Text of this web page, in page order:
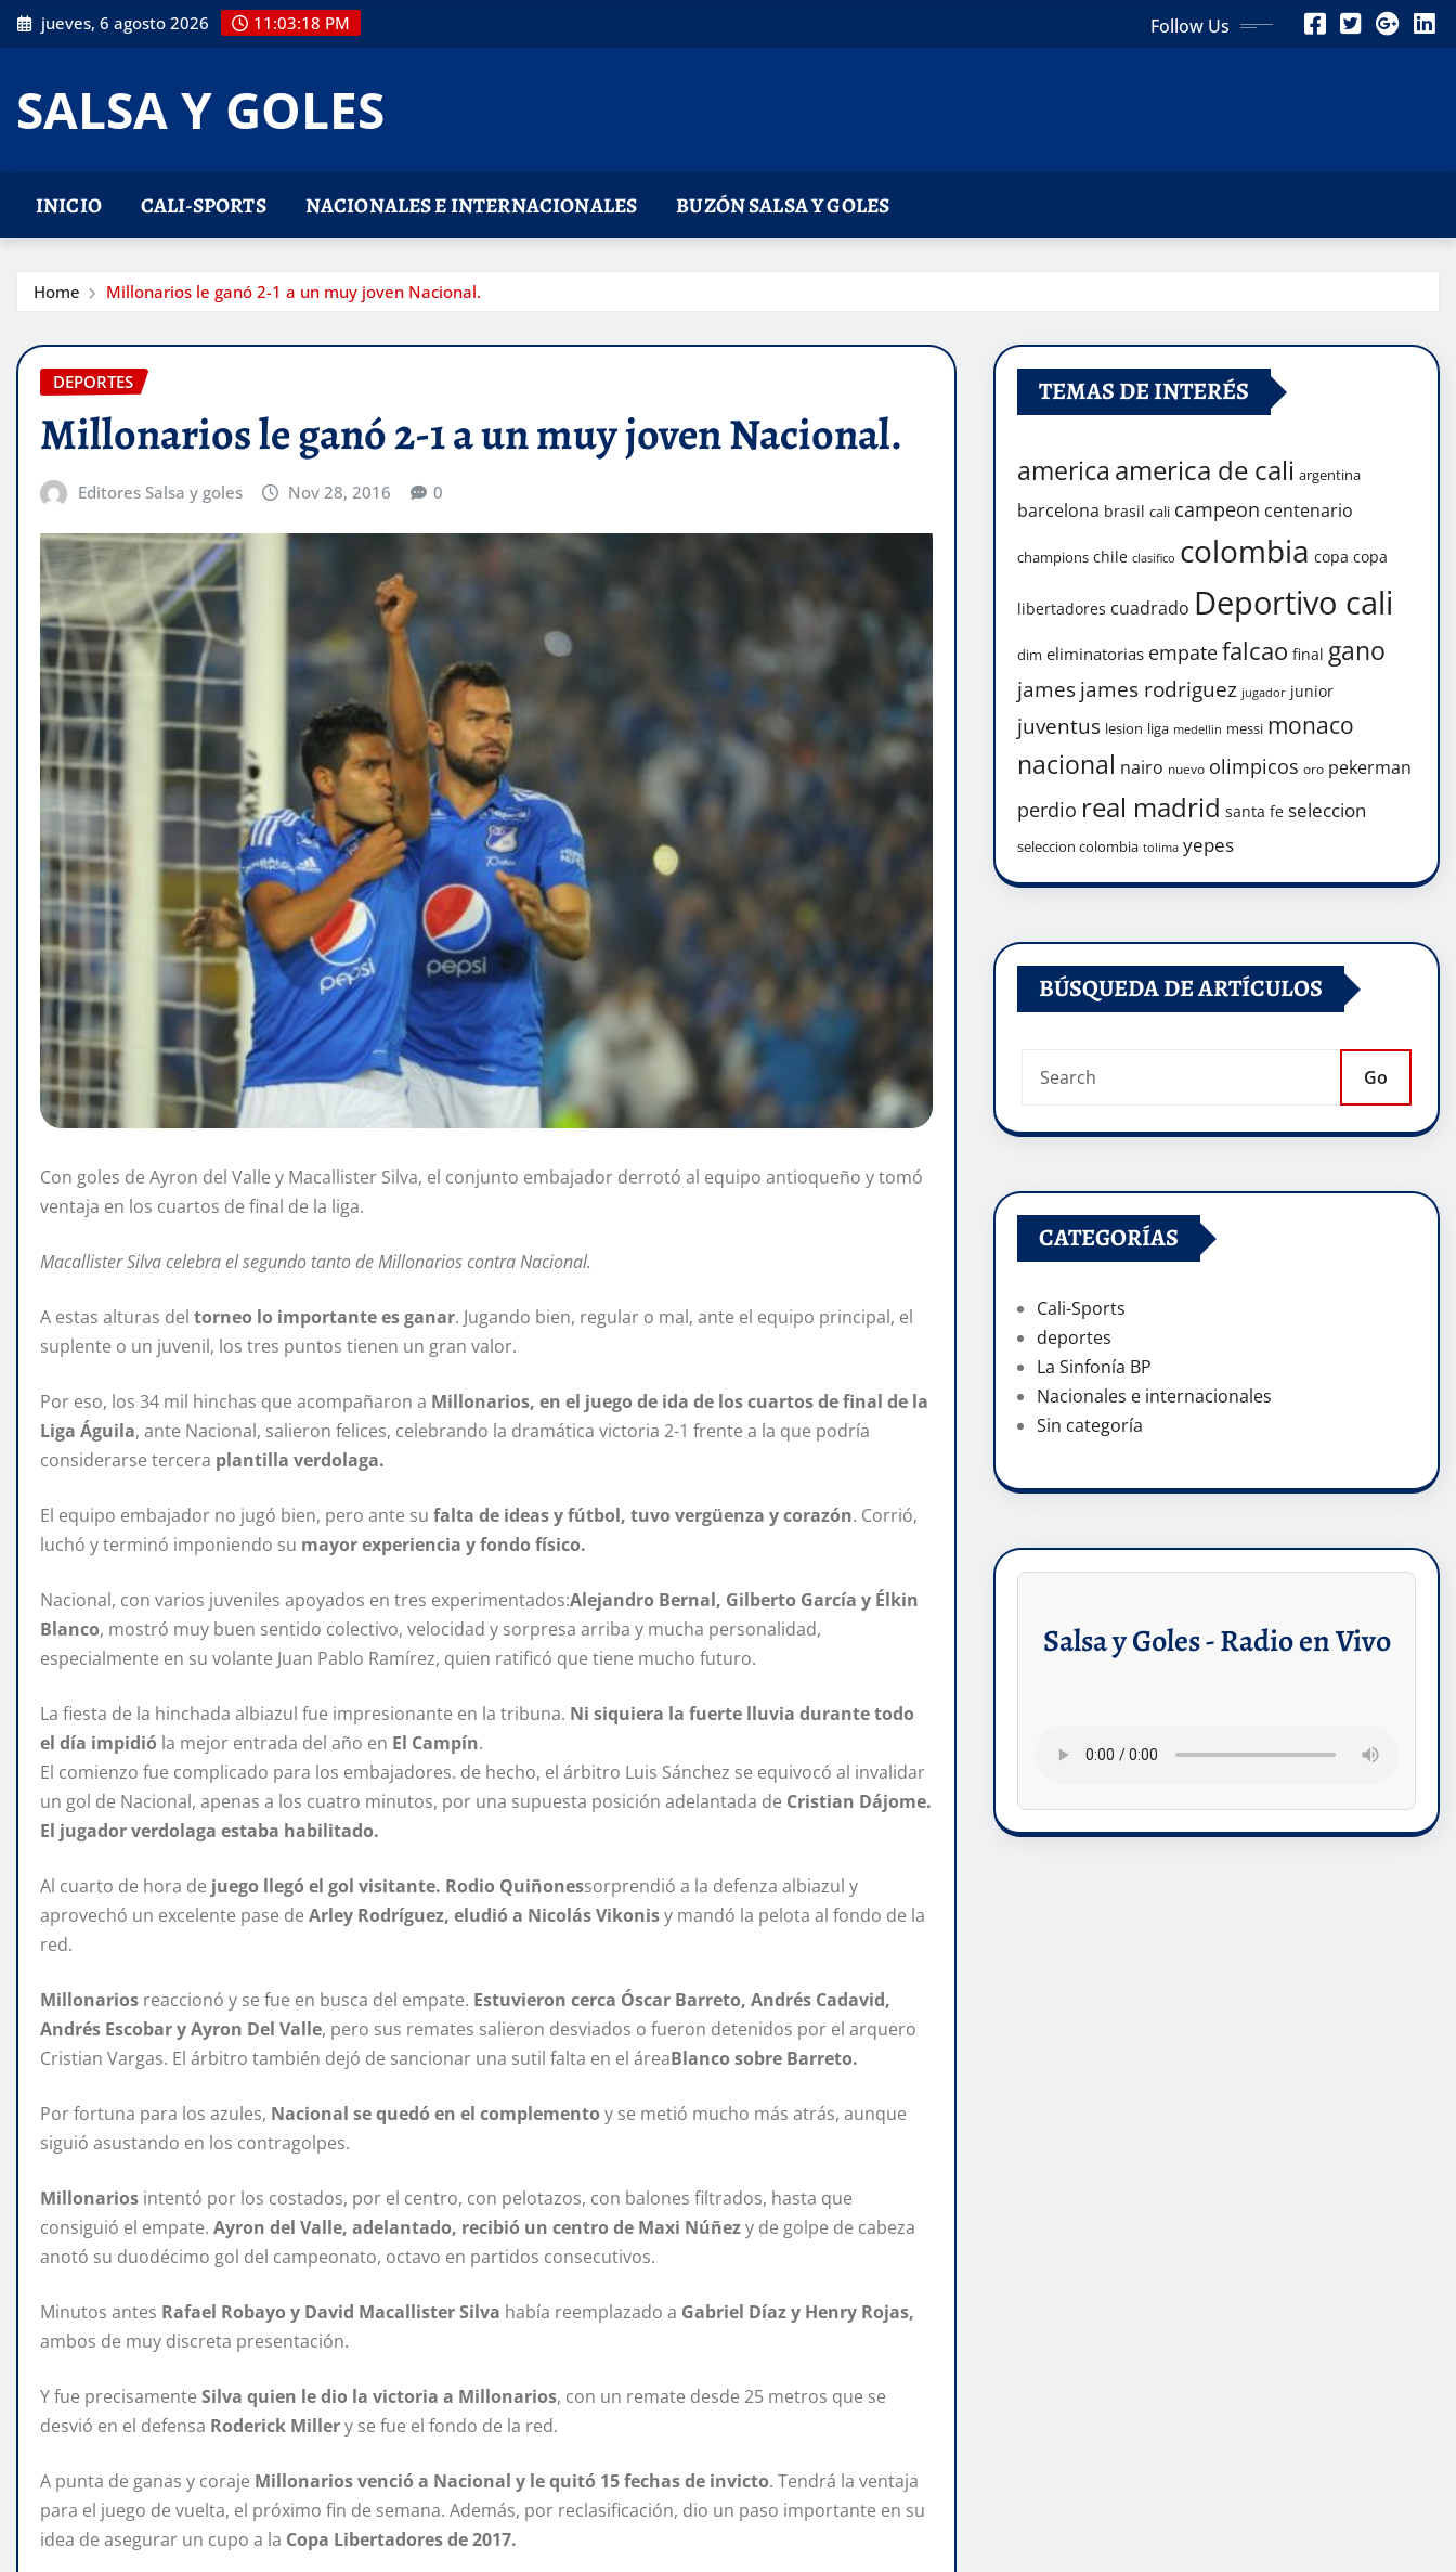
Skip
to
jueves, 6 agosto 2026 11:03:20 PM Follow Us
SALSA Y GOLES
INICIO CALI-SPORTS NACIONALES E INTERNACIONALES BUZÓN SALSA Y GOLES
Home Millonarios le ganó 2-1 a un muy joven Nacional.
DEPORTES
Millonarios le ganó 2-1 a un muy joven Nacional.
Editores Salsa y goles Nov 28, 2016 0
Con goles de Ayron del Valle y Macallister Silva, el conjunto embajador derrotó al equipo antioqueño y tomó
ventaja en los cuartos de final de la liga.
Macallister Silva celebra el segundo tanto de Millonarios contra Nacional.
A estas alturas del torneo lo importante es ganar. Jugando bien, regular o mal, ante el equipo principal, el
suplente o un juvenil, los tres puntos tienen un gran valor.
Por eso, los 34 mil hinchas que acompañaron a Millonarios, en el juego de ida de los cuartos de final de la
Liga Águila, ante Nacional, salieron felices, celebrando la dramática victoria 2-1 frente a la que podría
considerarse tercera plantilla verdolaga.
El equipo embajador no jugó bien, pero ante su falta de ideas y fútbol, tuvo vergüenza y corazón. Corrió,
luchó y terminó imponiendo su mayor experiencia y fondo físico.
Nacional, con varios juveniles apoyados en tres experimentados:Alejandro Bernal, Gilberto García y Élkin
Blanco, mostró muy buen sentido colectivo, velocidad y sorpresa arriba y mucha personalidad,
especialmente en su volante Juan Pablo Ramírez, quien ratificó que tiene mucho futuro.
La fiesta de la hinchada albiazul fue impresionante en la tribuna. Ni siquiera la fuerte lluvia durante todo
el día impidió la mejor entrada del año en El Campín.
El comienzo fue complicado para los embajadores. de hecho, el árbitro Luis Sánchez se equivocó al invalidar
un gol de Nacional, apenas a los cuatro minutos, por una supuesta posición adelantada de Cristian Dájome.
El jugador verdolaga estaba habilitado.
Al cuarto de hora de juego llegó el gol visitante. Rodio Quiñonessorprendió a la defenza albiazul y
aprovechó un excelente pase de Arley Rodríguez, eludió a Nicolás Vikonisy mandó la pelota al fondo de la
red.
Millonarios reaccionó y se fue en busca del empate. Estuvieron cerca Óscar Barreto, Andrés Cadavid,
Andrés Escobar y Ayron Del Valle, pero sus remates salieron desviados o fueron detenidos por el arquero
Cristian Vargas. El árbitro también dejó de sancionar una sutil falta en el áreaBlanco sobre Barreto.
Por fortuna para los azules, Nacional se quedó en el complemento y se metió mucho más atrás, aunque
siguió asustando en los contragolpes.
Millonarios intentó por los costados, por el centro, con pelotazos, con balones filtrados, hasta que
consiguió el empate. Ayron del Valle, adelantado, recibió un centro de Maxi Núñezy de golpe de cabeza
anotó su duodécimo gol del campeonato, octavo en partidos consecutivos.
Minutos antes Rafael Robayo y David Macallister Silva había reemplazado a Gabriel Díaz y Henry Rojas,
ambos de muy discreta presentación.
Y fue precisamente Silva quien le dio la victoria a Millonarios, con un remate desde 25 metros que se
desvió en el defensa Roderick Millery se fue el fondo de la red.
A punta de ganas y coraje Millonarios venció a Nacional y le quitó 15 fechas de invicto. Tendrá la ventaja
para el juego de vuelta, el próximo fin de semana. Además, por reclasificación, dio un paso importante en su
idea de asegurar un cupo a la Copa Libertadores de 2017.
TEMAS DE INTERÉS
america america de cali argentina
barcelona brasil cali campeon centenario
champions chile clasifico colombia copa copa
libertadores cuadrado Deportivo cali
dim eliminatorias empatefalcao final gano
james james rodriguez jugador junior
juventus lesion liga medellin messi monaco
nacional nairo nuevo olimpicos oro pekerman
perdio real madrid santa fe seleccion
seleccion colombia tolima yepes
BÚSQUEDA DE ARTÍCULOS
Go
CATEGORÍAS
Cali-Sports
deportes
La Sinfonía BP
Nacionales e internacionales
Sin categoría
Salsa y Goles - Radio en Vivo